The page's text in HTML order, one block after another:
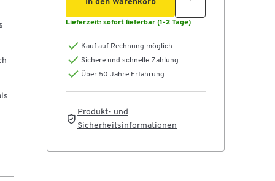
In den Warenkorb
Lieferzeit: sofort lieferbar (1-2 Tage)
Kauf auf Rechnung möglich
Sichere und schnelle Zahlung
Über 50 Jahre Erfahrung
Produkt- und
Sicherheitsinformationen